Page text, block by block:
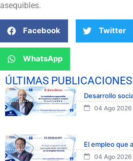
asequibles.
Facebook Twitter
WhatsApp
ÚLTIMAS PUBLICACIONES
Desarrollo
04 Ago 2026
El empleo que
04 Ago 2026